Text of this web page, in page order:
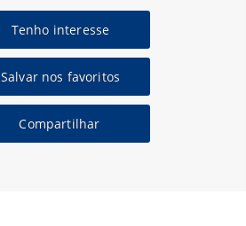
Tenho interesse
Salvar nos favoritos
Compartilhar